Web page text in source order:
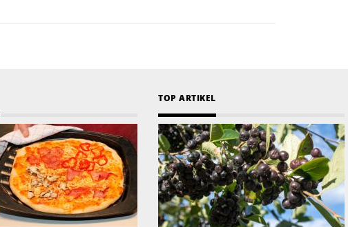
TOP ARTIKEL